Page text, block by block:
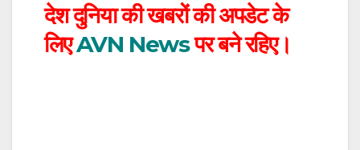
देश दुनिया की खबरों की अपडेट के
लिएAVN Newsपर बने रहिए।